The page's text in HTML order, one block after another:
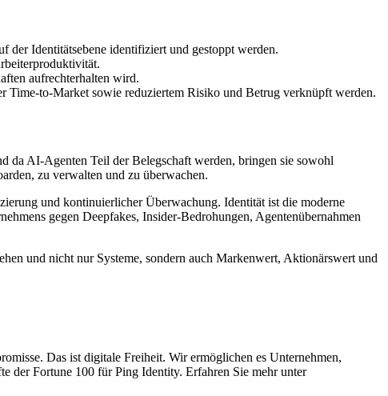
der Identitätsebene identifiziert und gestoppt werden.
aufrechterhalten wird.
Time-to-Market sowie reduziertem Risiko und Betrug verknüpft werden.
da AI-Agenten Teil der Belegschaft werden, bringen sie sowohl
zu verwalten und zu überwachen.
und kontinuierlicher Überwachung. Identität ist die moderne
gegen Deepfakes, Insider-Bedrohungen, Agentenübernahmen
und nicht nur Systeme, sondern auch Markenwert, Aktionärswert und
Das ist digitale Freiheit. Wir ermöglichen es Unternehmen,
der Fortune 100 für Ping Identity. Erfahren Sie mehr unter